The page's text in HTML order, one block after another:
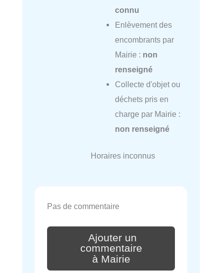
connu
Enlèvement des
encombrants par
Mairie : non
renseigné
Collecte d'objet ou
déchets pris en
charge par Mairie :
non renseigné
Horaires inconnus
Pas de commentaire
Ajouter un
commentaire
à Mairie